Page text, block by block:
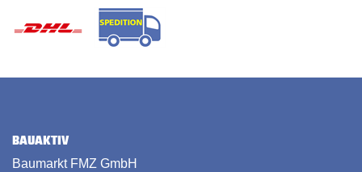
BAUAKTIV
Baumarkt FMZ GmbH